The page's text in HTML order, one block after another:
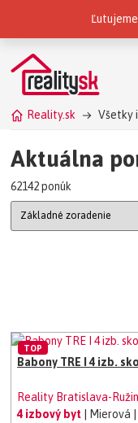
Reality.sk
Reality.sk Všetky
Aktuálna
62142 ponúk
Babony
Reality Bratislava-
4 izbový byt
| Mierová
TOP